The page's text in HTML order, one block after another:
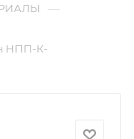
—
НПП-К-